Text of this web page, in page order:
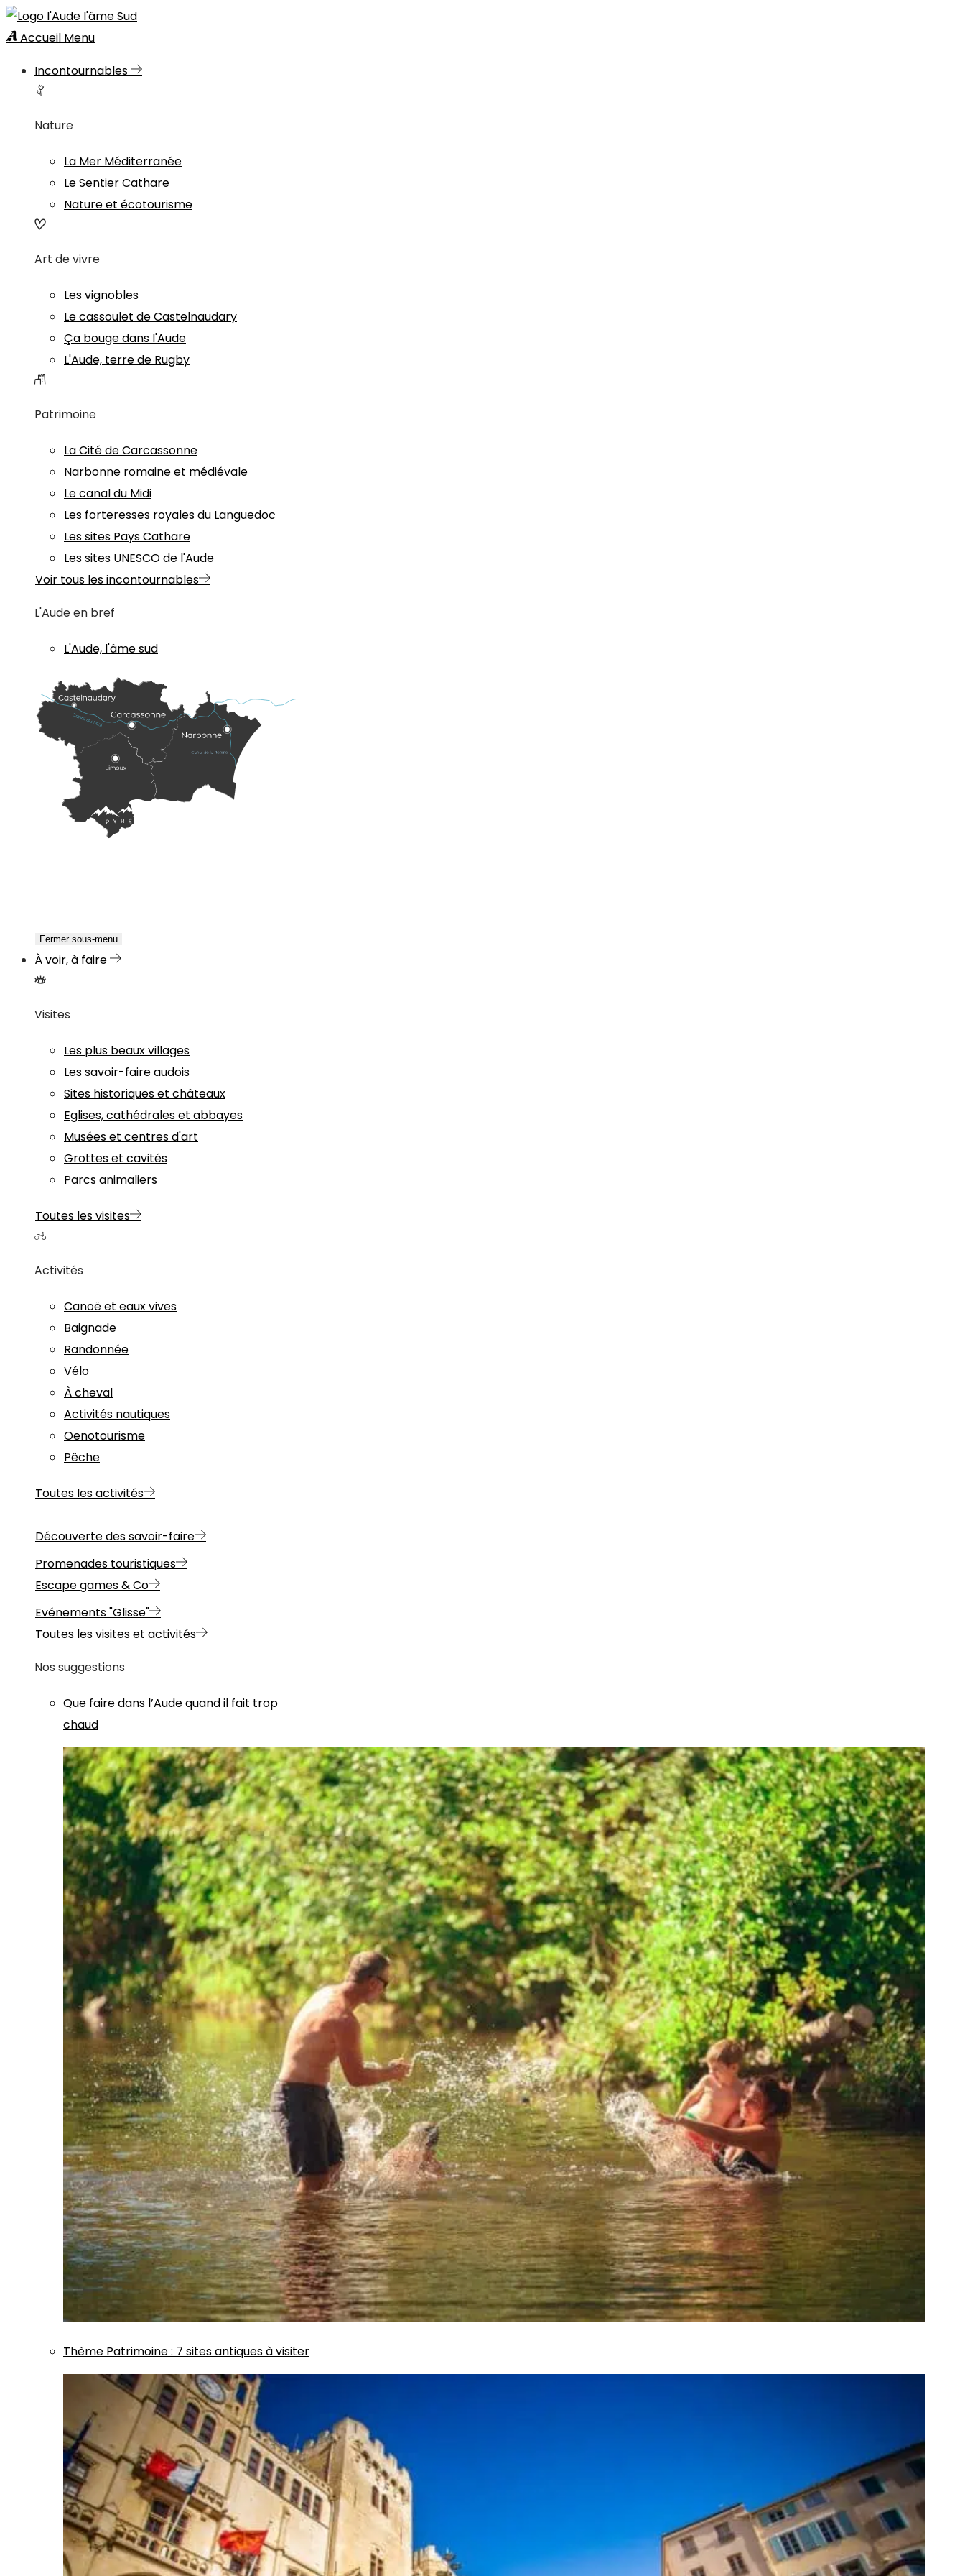
Accueil Menu
Incontournables
Nature
La Mer Méditerranée
Le Sentier Cathare
Nature et écotourisme
Art de vivre
Les vignobles
Le cassoulet de Castelnaudary
Ça bouge dans l'Aude
L'Aude, terre de Rugby
Patrimoine
La Cité de Carcassonne
Narbonne romaine et médiévale
Le canal du Midi
Les forteresses royales du Languedoc
Les sites Pays Cathare
Les sites UNESCO de l'Aude
Voir tous les incontournables
L'Aude en bref
L'Aude, l'âme sud
Fermer sous-menu
À voir, à faire
Visites
Les plus beaux villages
Les savoir-faire audois
Sites historiques et châteaux
Eglises, cathédrales et abbayes
Musées et centres d'art
Grottes et cavités
Parcs animaliers
Toutes les visites
Activités
Canoë et eaux vives
Baignade
Randonnée
Vélo
À cheval
Activités nautiques
Oenotourisme
Pêche
Toutes les activités
Découverte des savoir-faire
Promenades touristiques
Escape games & Co
Evénements "Glisse"
Toutes les visites et activités
Nos suggestions
Que faire dans l’Aude quand il fait trop
chaud
Thème Patrimoine: 7 sites antiques à visiter